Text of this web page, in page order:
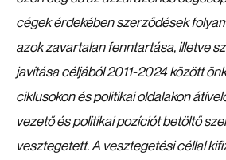
cégek érdekében szerződések
azok zavartalan fenntartása, illetve
javítása céljából 2011-2024 között
ciklusokon és politikai oldalakon
vezető és politikai pozíciót betöltő
vesztegetett. A vesztegetési céllal